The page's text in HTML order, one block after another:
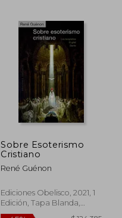
Sobre Esoterismo
Cristiano
René Guénon
Ediciones Obelisco, 2021, 1
Edición, Tapa Blanda,
Nuevo